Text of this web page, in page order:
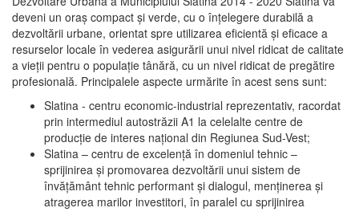
deveni un oraş compact şi verde, cu o înţelegere durabilă a
dezvoltării urbane, orientat spre utilizarea eficientă şi eficace a
resurselor locale în vederea asigurării unui nivel ridicat de calitate
a vieţii pentru o populaţie tânără, cu un nivel ridicat de pregătire
profesională. Principalele aspecte urmărite în acest sens sunt:
Slatina - centru economic-industrial reprezentativ, racordat
prin intermediul autostrăzii A1 la celelalte centre de
producţie de interes naţional din Regiunea Sud-Vest;
Slatina – centru de excelenţă în domeniul tehnic –
sprijinirea şi promovarea dezvoltării unui sistem de
învăţământ tehnic performant şi dialogul, menţinerea şi
atragerea marilor investitori, în paralel cu sprijinirea